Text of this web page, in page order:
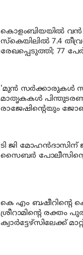
കൊളംബിയയിൽ വൻ
സ്കെയിലിൽ 7.4
രേഖപ്പെടുത്തി; 77
'മുന്‍ സര്‍ക്കാരുകള്‍
മാതൃകകള്‍
രാജേഷിന്റെയും
ടി ജി മോഹന്‍ദാസിന്
സൈബര്‍
കെ എം ബഷീറിന്റെ
ശ്രീറാമിന്റെ രക്തം
ക്വാര്‍ട്ടേഴ്‌സിലേക്ക്